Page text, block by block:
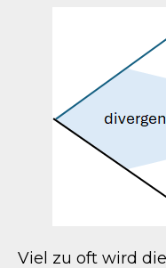
Viel zu oft wird